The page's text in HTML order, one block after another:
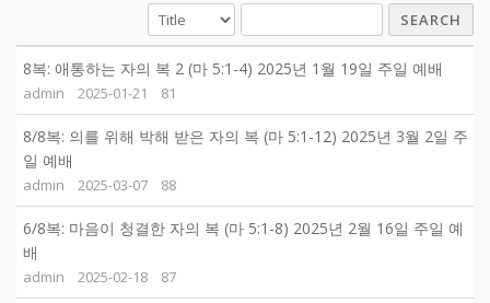
SEARCH
8복: 애통하는 자의 복 2 (마 5:1-4) 2025년 1월 19일 주일 예배
admin 2025-01-21 81
8/8복: 의를 위해 박해 받은 자의 복 (마 5:1-12) 2025년 3월 2일 주
일 예배
admin 2025-03-07 88
6/8복: 마음이 청결한 자의 복 (마 5:1-8) 2025년 2월 16일 주일 예
배
admin 2025-02-18 87